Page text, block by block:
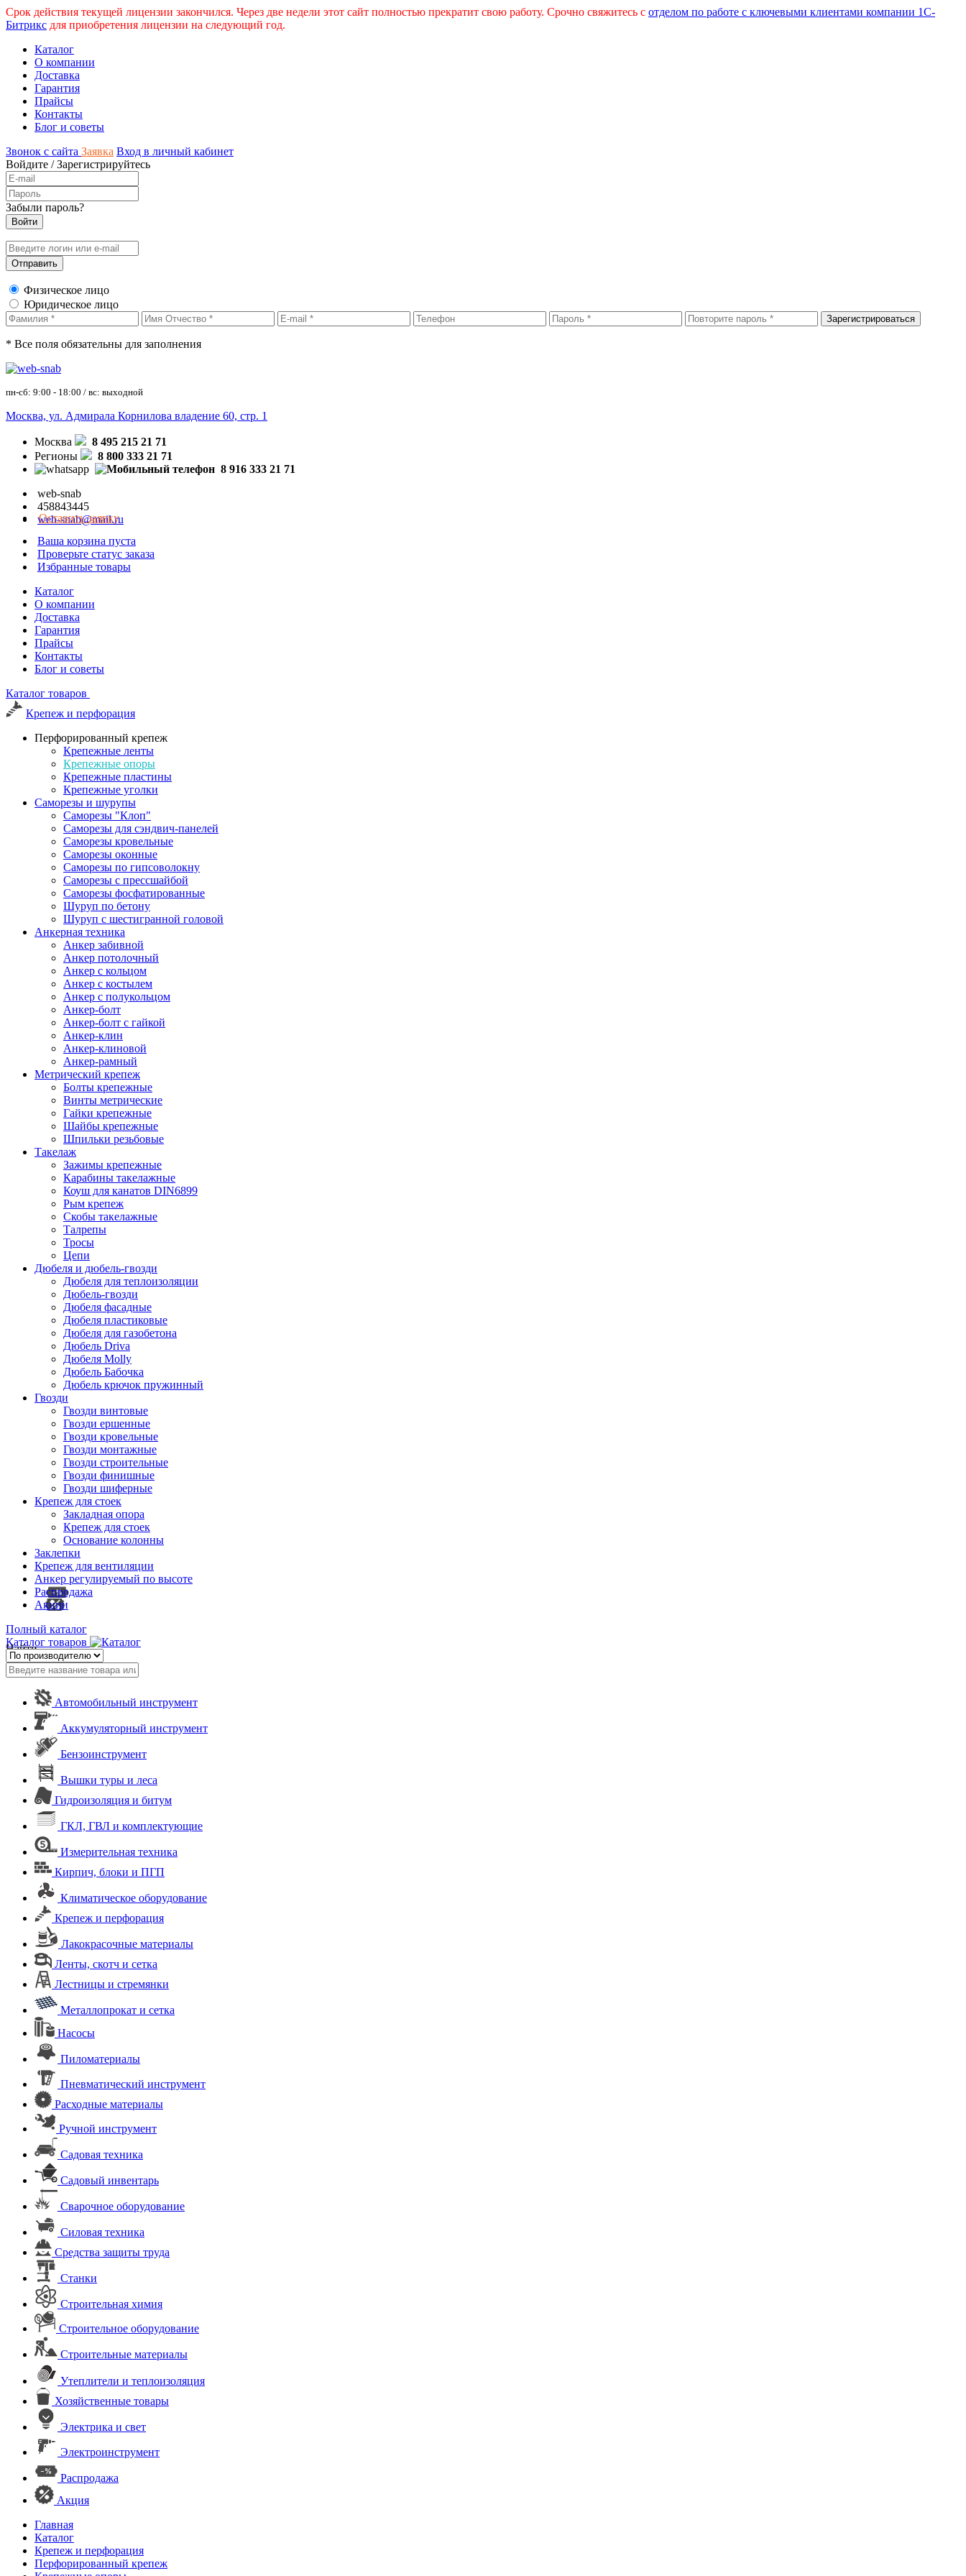
Срок действия текущей лицензии закончился. Через две недели этот сайт полностью прекратит свою работу. Срочно свяжитесь с отделом по работе с ключевыми клиентами компании 1С-
Битрикс для приобретения лицензии на следующий год.
Каталог
О компании
Доставка
Гарантия
Прайсы
Контакты
Блог и советы
Звонок с сайта Заявка Вход в личный кабинет
Войдите /Зарегистрируйтесь
Забыли пароль?
Физическое лицо
Юридическое лицо
* Все поля обязательны для заполнения
пн-сб: 9:00 - 18:00 / вс: выходной
Москва, ул. Адмирала Корнилова владение 60, стр. 1
Москва
8 495 215 21 71
Регионы
8 800 333 21 71
8 916 333 21 71
web-snab
458843445
web-snab@mail.ru
Оставить заявку
Ваша корзина пуста
Проверьте статус заказа
Избранные товары
Каталог
О компании
Доставка
Гарантия
Прайсы
Контакты
Блог и советы
Каталог товаров
Крепеж и перфорация
Перфорированный крепеж
Крепежные ленты
Крепежные опоры
Крепежные пластины
Крепежные уголки
Саморезы и шурупы
Саморезы "Клоп"
Саморезы для сэндвич-панелей
Саморезы кровельные
Саморезы оконные
Саморезы по гипсоволокну
Саморезы с прессшайбой
Саморезы фосфатированные
Шуруп по бетону
Шуруп с шестигранной головой
Анкерная техника
Анкер забивной
Анкер потолочный
Анкер с кольцом
Анкер с костылем
Анкер с полукольцом
Анкер-болт
Анкер-болт с гайкой
Анкер-клин
Анкер-клиновой
Анкер-рамный
Метрический крепеж
Болты крепежные
Винты метрические
Гайки крепежные
Шайбы крепежные
Шпильки резьбовые
Такелаж
Зажимы крепежные
Карабины такелажные
Коуш для канатов DIN6899
Рым крепеж
Скобы такелажные
Талрепы
Тросы
Цепи
Дюбеля и дюбель-гвозди
Дюбеля для теплоизоляции
Дюбель-гвозди
Дюбеля фасадные
Дюбеля пластиковые
Дюбеля для газобетона
Дюбель Driva
Дюбеля Molly
Дюбель Бабочка
Дюбель крючок пружинный
Гвозди
Гвозди винтовые
Гвозди ершенные
Гвозди кровельные
Гвозди монтажные
Гвозди строительные
Гвозди финишные
Гвозди шиферные
Крепеж для стоек
Закладная опора
Крепеж для стоек
Основание колонны
Заклепки
Крепеж для вентиляции
Анкер регулируемый по высоте
Распродажа
Акции
Полный каталог
Каталог товаров
Найти
Автомобильный инструмент
Аккумуляторный инструмент
Бензоинструмент
Вышки туры и леса
Гидроизоляция и битум
ГКЛ, ГВЛ и комплектующие
Измерительная техника
Кирпич, блоки и ПГП
Климатическое оборудование
Крепеж и перфорация
Лакокрасочные материалы
Ленты, скотч и сетка
Лестницы и стремянки
Металлопрокат и сетка
Насосы
Пиломатериалы
Пневматический инструмент
Расходные материалы
Ручной инструмент
Садовая техника
Садовый инвентарь
Сварочное оборудование
Силовая техника
Средства защиты труда
Станки
Строительная химия
Строительное оборудование
Строительные материалы
Утеплители и теплоизоляция
Хозяйственные товары
Электрика и свет
Электроинструмент
Распродажа
Акция
Главная
Каталог
Крепеж и перфорация
Перфорированный крепеж